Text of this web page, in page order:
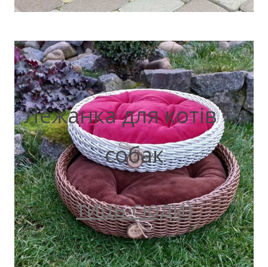
Лежанка для котів та
собак
тиць сюди)